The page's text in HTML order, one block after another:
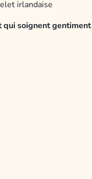
irlandaise
soignent gentiment